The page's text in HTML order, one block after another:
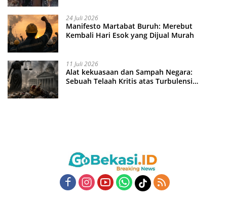
24 Juli 2026
Manifesto Martabat Buruh: Merebut
Kembali Hari Esok yang Dijual Murah
11 Juli 2026
Alat kekuasaan dan Sampah Negara:
Sebuah Telaah Kritis atas Turbulensi